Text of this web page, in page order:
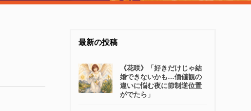
最新の投稿
《花咲》「好きだけじゃ結
婚できないかも…価値観の
違いに悩む夜に節制逆位置
がでたら」